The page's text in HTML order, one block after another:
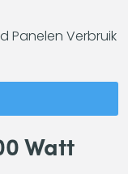
Panelen Verbruik
Watt